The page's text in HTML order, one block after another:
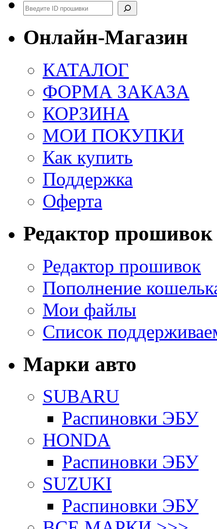
Поиск
Онлайн-Магазин
КАТАЛОГ
ФОРМА ЗАКАЗА
КОРЗИНА
МОИ ПОКУПКИ
Как купить
Поддержка
Оферта
Редактор прошивок
Редактор прошивок
Пополнение
Мои файлы
Список
Марки авто
SUBARU
Распиновки ЭБУ
HONDA
Распиновки ЭБУ
SUZUKI
Распиновки ЭБУ